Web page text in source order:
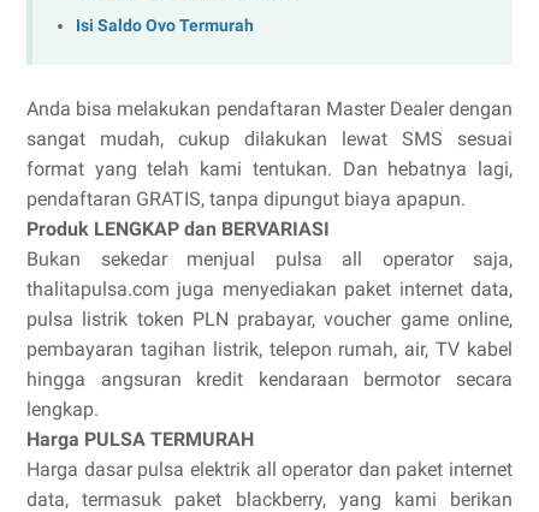
Isi Saldo Ovo Termurah
Anda bisa melakukan pendaftaran Master Dealer dengan
sangat mudah, cukup dilakukan lewat SMS sesuai
format yang telah kami tentukan. Dan hebatnya lagi,
pendaftaran GRATIS, tanpa dipungut biaya apapun.
Produk LENGKAP dan BERVARIASI
Bukan sekedar menjual pulsa all operator saja,
thalitapulsa.com juga menyediakan paket internet data,
pulsa listrik token PLN prabayar, voucher game online,
pembayaran tagihan listrik, telepon rumah, air, TV kabel
hingga angsuran kredit kendaraan bermotor secara
lengkap.
Harga PULSA TERMURAH
Harga dasar pulsa elektrik all operator dan paket internet
data, termasuk paket blackberry, yang kami berikan